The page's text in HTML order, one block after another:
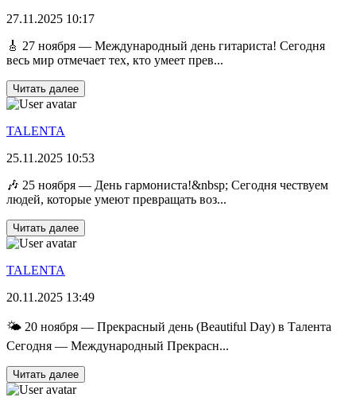
27.11.2025 10:17
🎸 27 ноября — Международный день гитариста! Сегодня
весь мир отмечает тех, кто умеет прев...
Читать далее
TALENTA
25.11.2025 10:53
🎶 25 ноября — День гармониста!&nbsp; Сегодня чествуем
людей, которые умеют превращать воз...
Читать далее
TALENTA
20.11.2025 13:49
🌤️ 20 ноября — Прекрасный день (Beautiful Day) в Талента
Сегодня — Международный Прекрасн...
Читать далее